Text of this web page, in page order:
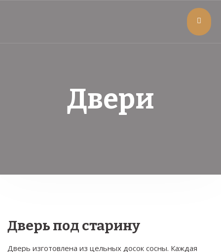
Двери
Дверь под старину
Дверь изготовлена из цельных досок сосны. Каждая